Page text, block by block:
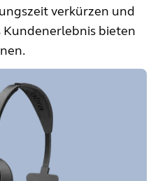
verkürzen und
Kundenerlebnis bieten